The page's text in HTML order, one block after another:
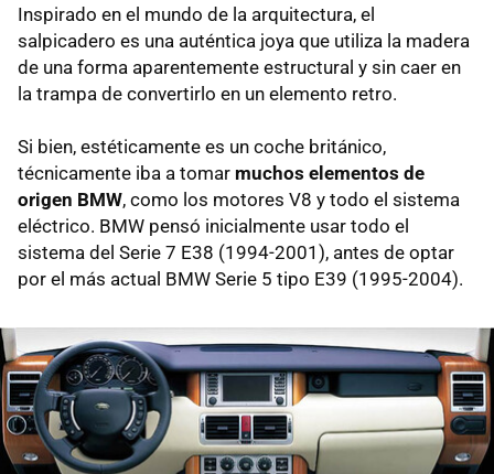
Inspirado en el mundo de la arquitectura, el
salpicadero es una auténtica joya que utiliza la madera
de una forma aparentemente estructural y sin caer en
la trampa de convertirlo en un elemento retro.
Si bien, estéticamente es un coche británico,
técnicamente iba a tomar muchos elementos de
origen BMW, como los motores V8 y todo el sistema
eléctrico. BMW pensó inicialmente usar todo el
sistema del Serie 7 E38 (1994-2001), antes de optar
por el más actual BMW Serie 5 tipo E39 (1995-2004).